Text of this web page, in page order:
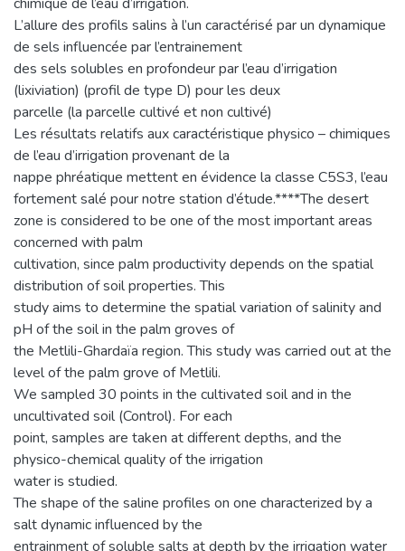
L’allure des profils salins à l’un caractérisé par un dynamique
de sels influencée par l’entrainement
des sels solubles en profondeur par l’eau d’irrigation
(lixiviation) (profil de type D) pour les deux
parcelle (la parcelle cultivé et non cultivé)
Les résultats relatifs aux caractéristique physico – chimiques
de l’eau d’irrigation provenant de la
nappe phréatique mettent en évidence la classe C5S3, l’eau
fortement salé pour notre station d’étude.****The desert
zone is considered to be one of the most important areas
concerned with palm
cultivation, since palm productivity depends on the spatial
distribution of soil properties. This
study aims to determine the spatial variation of salinity and
pH of the soil in the palm groves of
the Metlili-Ghardaïa region. This study was carried out at the
level of the palm grove of Metlili.
We sampled 30 points in the cultivated soil and in the
uncultivated soil (Control). For each
point, samples are taken at different depths, and the
physico-chemical quality of the irrigation
water is studied.
The shape of the saline profiles on one characterized by a
salt dynamic influenced by the
entrainment of soluble salts at depth by the irrigation water